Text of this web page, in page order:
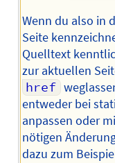
Wenn du also in
Seite
Quelltext
zur aktuellen
href
entweder bei
anpassen oder
nötigen
dazu zum